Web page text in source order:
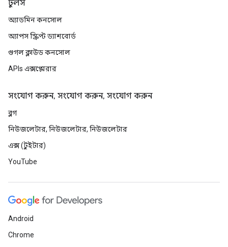
টুলস
অ্যাডমিন কনসোল
অ্যাপস স্ক্রিপ্ট ড্যাশবোর্ড
গুগল ক্লাউড কনসোল
APIs এক্সপ্লোরার
সংযোগ করুন, সংযোগ করুন, সংযোগ করুন
ব্লগ
নিউজলেটার, নিউজলেটার, নিউজলেটার
এক্স (টুইটার)
YouTube
Android
Chrome